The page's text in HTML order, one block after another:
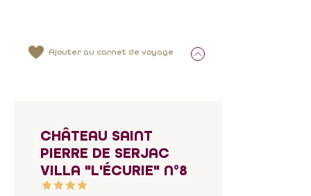
Ajouter au carnet de voyage
CHÂTEAU SAINT
PIERRE DE SERJAC
VILLA "L'ÉCURIE" N°8